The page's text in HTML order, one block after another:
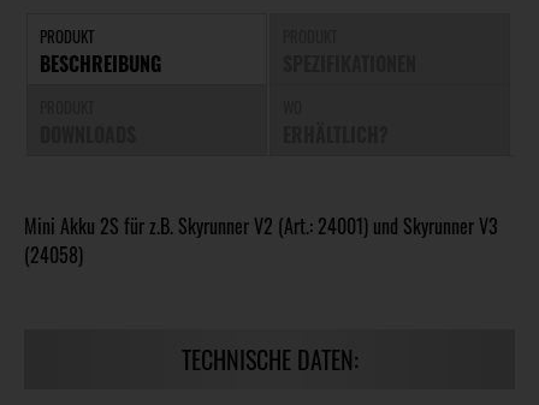
PRODUKT
BESCHREIBUNG
Mini Akku 2S für z.B. Skyrunner V2 (Art.: 24001) und Skyrunner V3
(24058)
TECHNISCHE DATEN: